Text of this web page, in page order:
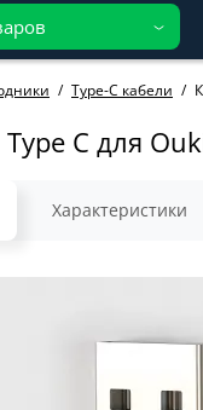
Type-C кабели
Type C для
Характеристики